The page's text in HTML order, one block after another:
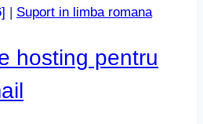
Suport in limba romana
hosting pentru